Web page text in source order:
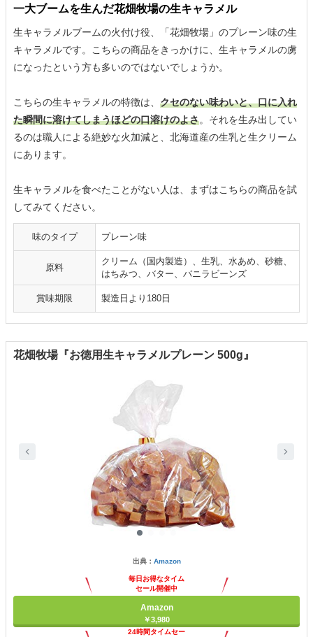
一大ブームを生んだ花畑牧場の生キャラメル
生キャラメルブームの火付け役、「花畑牧場」のプレーン味の生
キャラメルです。こちらの商品をきっかけに、生キャラメルの虜
になったという方も多いのではないでしょうか。
こちらの生キャラメルの特徴は、 クセのない味わいと、口に入れ
た瞬間に溶けてしまうほどの口溶けのよさ。それを生み出してい
るのは職人による絶妙な火加減と、北海道産の生乳と生クリーム
にあります。
生キャラメルを食べたことがない人は、まずはこちらの商品を試
してみてください。
味のタイプ プレーン味
原料
クリーム（国内製造）、生乳、水あめ、砂糖、
はちみつ、バター、バニラビーンズ
賞味期限 製造日より180日
花畑牧場『お徳用生キャラメルプレーン 500g』
出典： Amazon
毎日お得なタイム
セール開催中
Amazon
￥3,980
24時間タイムセー